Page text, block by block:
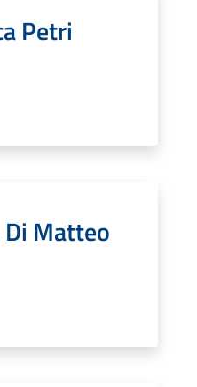
Petri
Matteo